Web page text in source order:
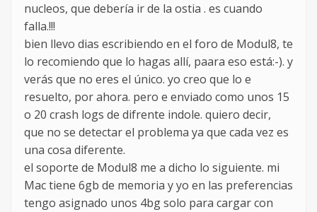
nucleos, que debería ir de la ostia . es cuando
falla.!!!
bien llevo dias escribiendo en el foro de Modul8, te
lo recomiendo que lo hagas allí, paara eso está:-). y
verás que no eres el único. yo creo que lo e
resuelto, por ahora. pero e enviado como unos 15
o 20 crash logs de difrente indole. quiero decir,
que no se detectar el problema ya que cada vez es
una cosa diferente.
el soporte de Modul8 me a dicho lo siguiente. mi
Mac tiene 6gb de memoria y yo en las preferencias
tengo asignado unos 4bg solo para cargar con